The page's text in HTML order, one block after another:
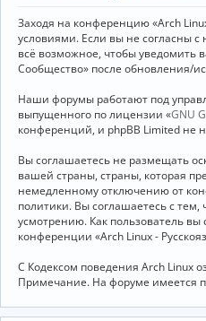
Заходя на конференцию «Arch
условиями. Если вы не согласны
всё возможное, чтобы уведомить
Сообщество» после обновления/
Наши форумы работают под
выпущенного по лицензии «GNU
конференций, и phpBB Limited не
Вы соглашаетесь не размещать
вашей страны, страны, которая
немедленному отключению от
политики. Вы соглашаетесь с
усмотрению. Как пользователь
конференции «Arch Linux -
С Кодексом поведения Arch Linux
Примечание. На форуме имеется